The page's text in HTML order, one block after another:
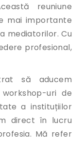
reuniune
mai importante
mediatorilor. Cu
profesional,
să aducem
uri de
a instituțiilor
direct în lucru
Mă refer